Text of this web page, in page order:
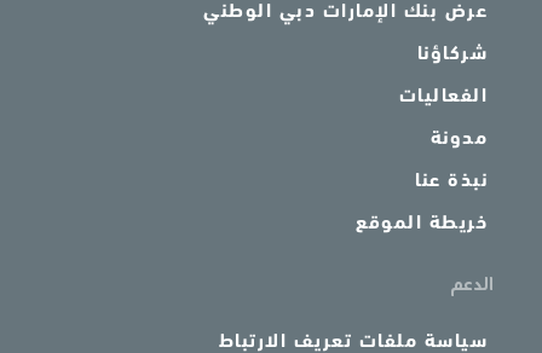
عرض بنك الإمارات دبي الوطني
شركاؤنا
الفعاليات
مدونة
نبذة عنا
خريطة الموقع
الدعم
سياسة ملفات تعريف الارتباط